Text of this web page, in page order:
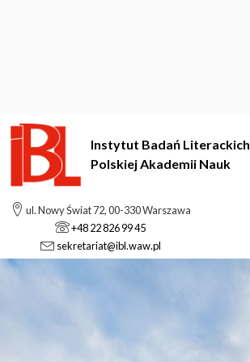
Instytut Badań Literackich
Polskiej Akademii Nauk
ul. Nowy Świat 72, 00-330 Warszawa
+48 22 826 99 45
sekretariat@ibl.waw.pl
Szukaj